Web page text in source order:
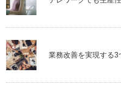
業務改善を実現する3